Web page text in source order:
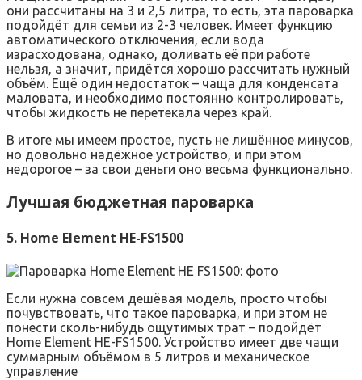
они рассчитаны на 3 и 2,5 литра, то есть, эта пароварка
подойдёт для семьи из 2-3 человек. Имеет функцию
автоматического отключения, если вода
израсходована, однако, доливать её при работе
нельзя, а значит, придётся хорошо рассчитать нужный
объём. Ещё один недостаток – чаща для конденсата
маловата, и необходимо постоянно контролировать,
чтобы жидкость не перетекала через край.
В итоге мы имеем простое, пусть не лишённое минусов,
но довольно надёжное устройство, и при этом
недорогое – за свои деньги оно весьма функционально.
Лучшая бюджетная пароварка
5. Home Element HE-FS1500
Если нужна совсем дешёвая модель, просто чтобы
почувствовать, что такое пароварка, и при этом не
понести сколь-нибудь ощутимых трат – подойдёт
Home Element HE-FS1500. Устройство имеет две чащи
суммарным объёмом в 5 литров и механическое
управление